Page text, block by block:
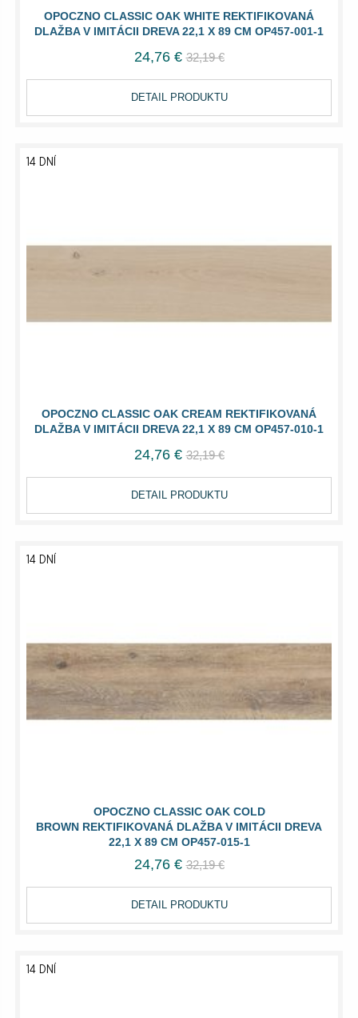
OPOCZNO CLASSIC OAK WHITE REKTIFIKOVANÁ
DLAŽBA V IMITÁCII DREVA 22,1 X 89 CM OP457-001-1
24,76 € 32,19 €
DETAIL PRODUKTU
OPOCZNO CLASSIC OAK CREAM REKTIFIKOVANÁ
DLAŽBA V IMITÁCII DREVA 22,1 X 89 CM OP457-010-1
14 DNÍ
24,76 € 32,19 €
DETAIL PRODUKTU
OPOCZNO CLASSIC OAK COLD
BROWN REKTIFIKOVANÁ DLAŽBA V IMITÁCII DREVA
22,1 X 89 CM OP457-015-1
14 DNÍ
24,76 € 32,19 €
DETAIL PRODUKTU
14 DNÍ